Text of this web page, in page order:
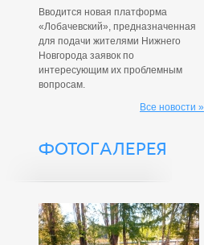
Вводится новая платформа
«Лобачевский», предназначенная
для подачи жителями Нижнего
Новгорода заявок по
интересующим их проблемным
вопросам.
Все новости »
ФОТОГАЛЕРЕЯ